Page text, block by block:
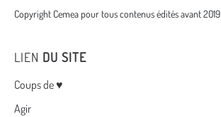
Copyright Cemea pour tous contenus édités avant 2019
LIEN DU SITE
Menu
Coups de ♥
Agir